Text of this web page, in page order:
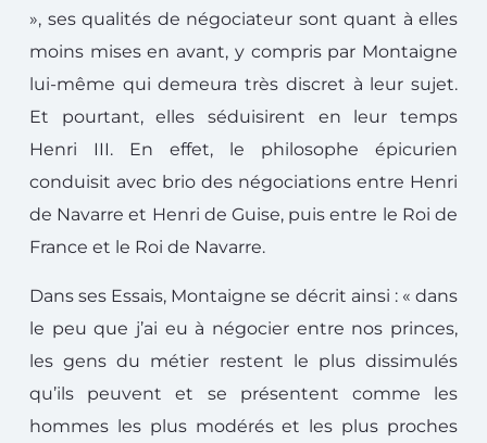
», ses qualités de négociateur sont quant à elles
moins mises en avant, y compris par Montaigne
lui-même qui demeura très discret à leur sujet.
Et pourtant, elles séduisirent en leur temps
Henri III. En effet, le philosophe épicurien
conduisit avec brio des négociations entre Henri
de Navarre et Henri de Guise, puis entre le Roi de
France et le Roi de Navarre.
Dans ses Essais, Montaigne se décrit ainsi : « dans
le peu que j’ai eu à négocier entre nos princes,
les gens du métier restent le plus dissimulés
qu’ils peuvent et se présentent comme les
hommes les plus modérés et les plus proches